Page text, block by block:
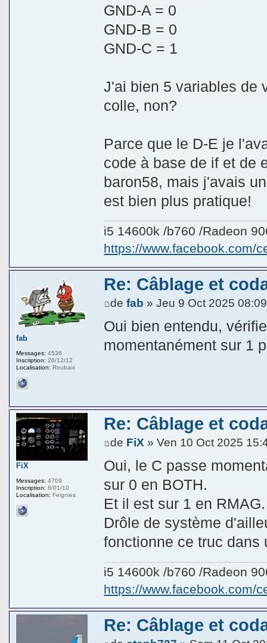
GND-A = 0
GND-B = 0
GND-C = 1
J'ai bien 5 variables de
colle, non?
Parce que le D-E je
code à base de if et de
baron58, mais j'avais
est bien plus pratique!
i5 14600k /b760 /Radeon
https://www.facebook.com/
Re: Câblage et
defab » Jeu 9 Oct 2025 08:09
Oui bien entendu,
momentanément sur 1
fab
Messages: 4536
Inscription: 26/12/12
Localisation: Roubaix
Re: Câblage et
de FiX » Ven 10 Oct 2025
Oui, le C passe
sur 0 en BOTH.
Et il est sur 1 en RMAG.
Drôle de système
fonctionne ce truc
i5 14600k /b760 /Radeon
https://www.facebook.com/
FiX
Messages: 4709
Inscription: 8/01/10
Localisation: Feignies
Re: Câblage et